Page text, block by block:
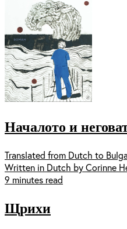
Началото и
Translated from Dutch to
Written in Dutch by Corinne
9 minutes read
Щрихи